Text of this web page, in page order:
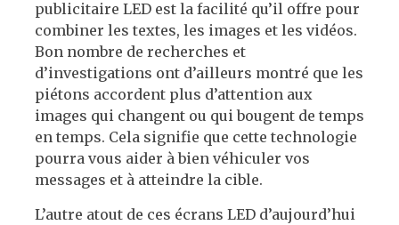
publicitaire LED est la facilité qu’il offre pour
combiner les textes, les images et les vidéos.
Bon nombre de recherches et
d’investigations ont d’ailleurs montré que les
piétons accordent plus d’attention aux
images qui changent ou qui bougent de temps
en temps. Cela signifie que cette technologie
pourra vous aider à bien véhiculer vos
messages et à atteindre la cible.
L’autre atout de ces écrans LED d’aujourd’hui